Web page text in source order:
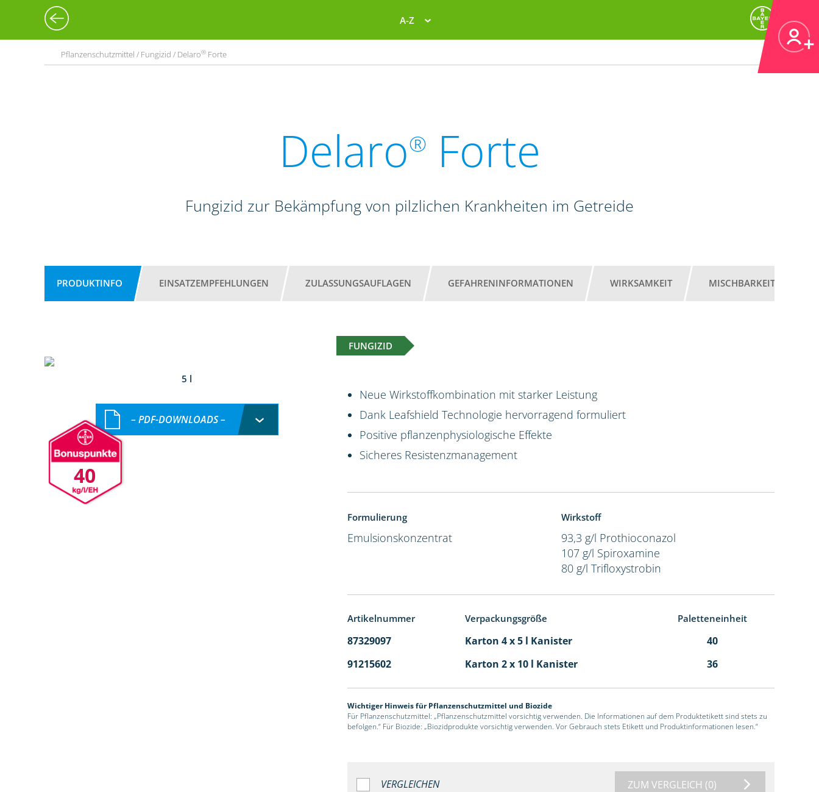
A-Z
Pflanzenschutzmittel / Fungizid / Delaro® Forte
Delaro® Forte
Fungizid zur Bekämpfung von pilzlichen Krankheiten im Getreide
PRODUKTINFO EINSATZEMPFEHLUNGEN ZULASSUNGSAUFLAGEN GEFAHRENINFORMATIONEN WIRKSAMKEIT MISCHBARKEIT
FUNGIZID
5 l
40
– PDF-DOWNLOADS –
Neue Wirkstoffkombination mit starker Leistung
Dank Leafshield Technologie hervorragend formuliert
Positive pflanzenphysiologische Effekte
Sicheres Resistenzmanagement
Formulierung
Emulsionskonzentrat
Wirkstoff
93,3 g/l Prothioconazol
107 g/l Spiroxamine
80 g/l Trifloxystrobin
Artikelnummer Verpackungsgröße Paletteneinheit
87329097 Karton 4 x 5 l Kanister
40
91215602
Karton 2 x 10 l Kanister 36
Wichtiger Hinweis für Pflanzenschutzmittel und Biozide
Für Pflanzenschutzmittel: „Pflanzenschutzmittel vorsichtig verwenden. Die Informationen auf dem Produktetikett sind stets zu
befolgen.“ Für Biozide: „Biozidprodukte vorsichtig verwenden. Vor Gebrauch stets Etikett und Produktinformationen lesen.“
VERGLEICHEN ZUM VERGLEICH (0)